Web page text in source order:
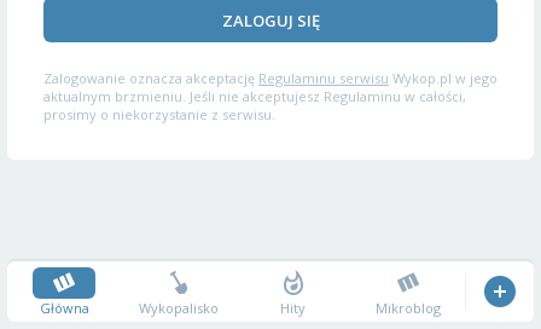
ZALOGUJ SIĘ
Zalogowanie oznacza akceptację Regulaminu serwisu Wykop.pl w jego
aktualnym brzmieniu. Jeśli nie akceptujesz Regulaminu w całości,
prosimy o niekorzystanie z serwisu.
Główna Wykopalisko Hity Mikroblog